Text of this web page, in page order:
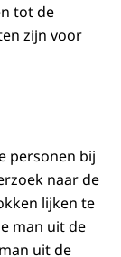
tot de
zijn voor
personen bij
naar de
lijken te
man uit de
uit de